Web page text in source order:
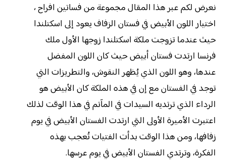
نعرض لكم عبر هذا المقال مجموعة من فساتين افراح ،
اختيار اللون الأبيض في فستان الزفاف يعود إلى اسكتلندا
حيث عندما تزوجت ملكة اسكتلندا زوجها الأول ملك
فرنسا ارتدت فستان أبيض حيث كان اللون المفضل
عندها، وهو اللون الذي يُظهر النقوش، والتطريزات التي
توجد في الفستان مع إن في هذه الملكة كان الأبيض هو
الرداء الذي ترتديه السيدات في المآتم في هذا الوقت لذلك
اعتبرت الأميرة الأولى التي ارتدت الفستان الأبيض في يوم
زفافها، ومن هذا الوقت بدأت الفتيات تُعجب بهذه
الفكرة، وترتدي الفستان الأبيض في يوم عرسها.